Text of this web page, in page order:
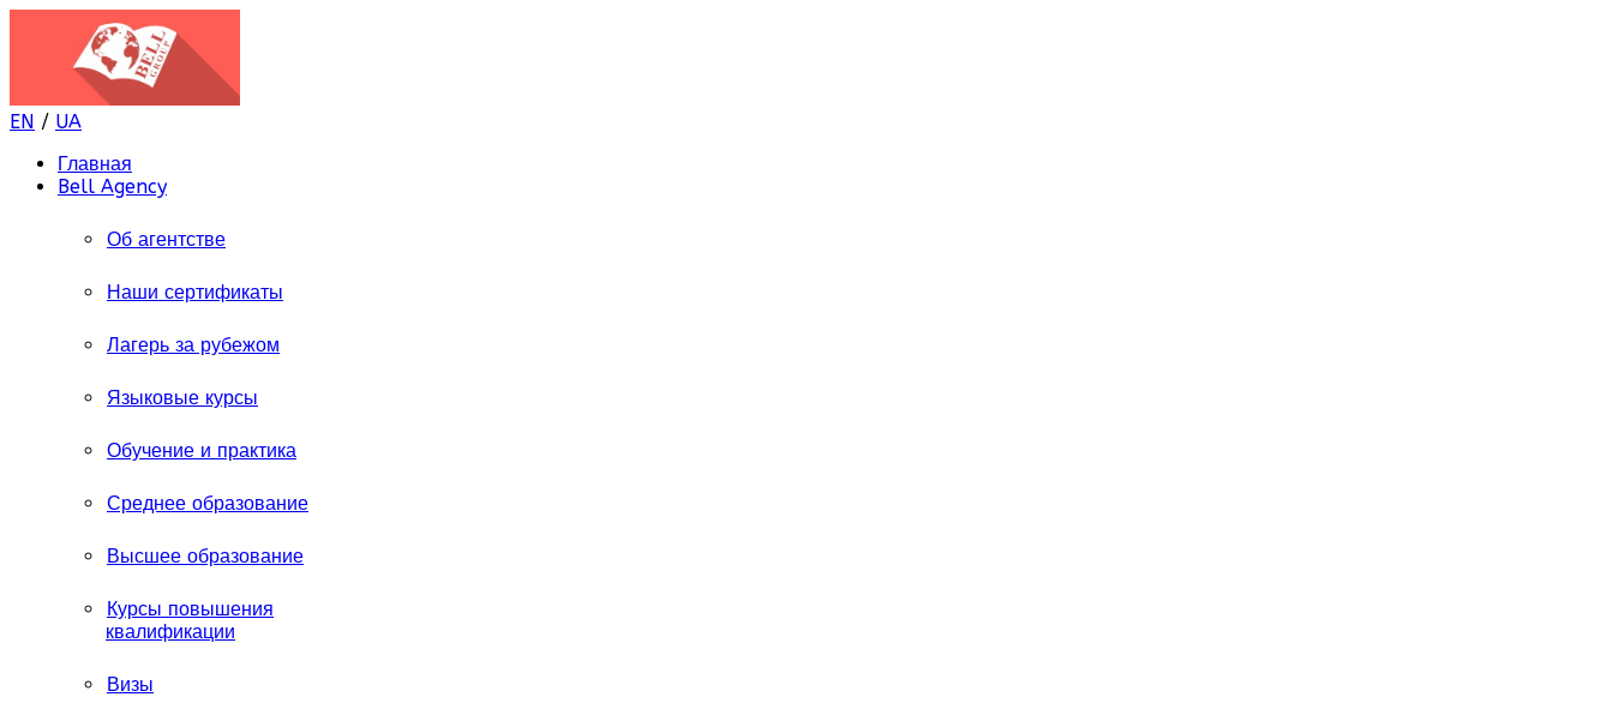
EN / UA
Главная
Bell Agency
Об агентстве
Наши сертификаты
Лагерь за рубежом
Языковые курсы
Обучение и практика
Среднее образование
Высшее образование
Курсы повышения
квалификации
Визы